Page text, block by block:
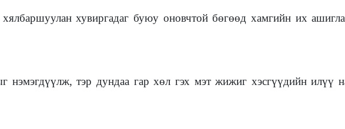
хувиргадаг буюу оновчтой бөгөөд хамгийн их
нэмэгдүүлж, тэр дундаа гар хөл гэх мэт жижиг хэсгүүдийн илүү